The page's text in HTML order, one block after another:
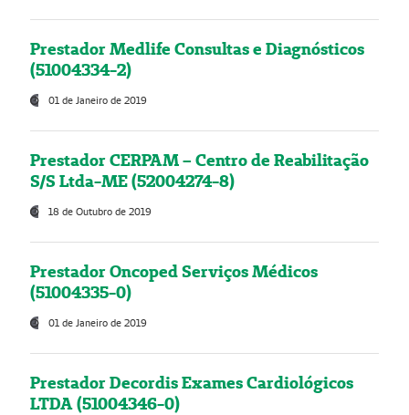
Prestador Medlife Consultas e Diagnósticos
(51004334-2)
01 de Janeiro de 2019
Prestador CERPAM – Centro de Reabilitação
S/S Ltda-ME (52004274-8)
18 de Outubro de 2019
Prestador Oncoped Serviços Médicos
(51004335-0)
01 de Janeiro de 2019
Prestador Decordis Exames Cardiológicos
LTDA (51004346-0)